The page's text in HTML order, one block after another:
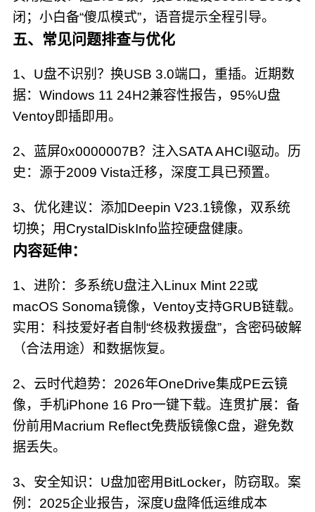
闭；小白备“傻瓜模式”，语音提示全程引导。
五、常见问题排查与优化
1、U盘不识别？换USB 3.0端口，重插。近期数
据：Windows 11 24H2兼容性报告，95%U盘
Ventoy即插即用。
2、蓝屏0x0000007B？注入SATA AHCI驱动。历
史：源于2009 Vista迁移，深度工具已预置。
3、优化建议：添加Deepin V23.1镜像，双系统
切换；用CrystalDiskInfo监控硬盘健康。
内容延伸：
1、进阶：多系统U盘注入Linux Mint 22或
macOS Sonoma镜像，Ventoy支持GRUB链载。
实用：科技爱好者自制“终极救援盘”，含密码破解
（合法用途）和数据恢复。
2、云时代趋势：2026年OneDrive集成PE云镜
像，手机iPhone 16 Pro一键下载。连贯扩展：备
份前用Macrium Reflect免费版镜像C盘，避免数
据丢失。
3、安全知识：U盘加密用BitLocker，防窃取。案
例：2025企业报告，深度U盘降低运维成本